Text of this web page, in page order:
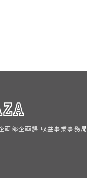
画部企画課 収益事業事務局